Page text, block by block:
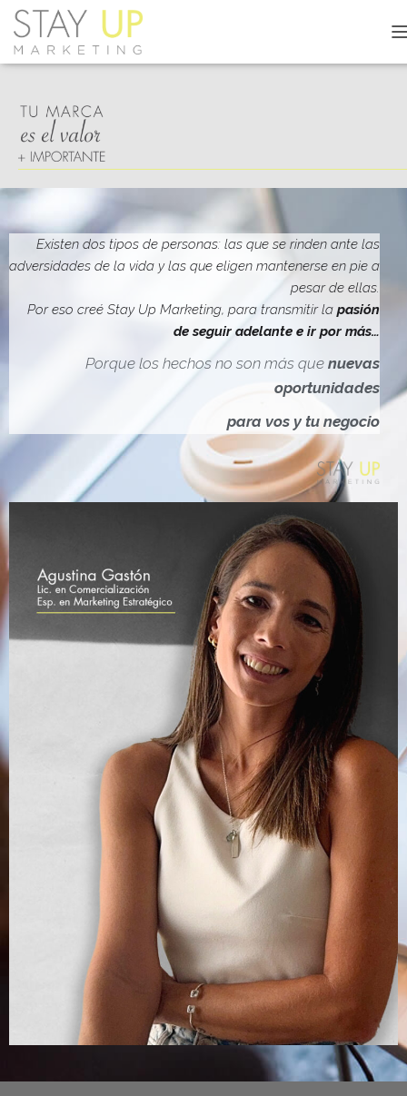
A
M
D
E
N
A
V
G
I
Ó
N
Existen dos tipos de personas: las que se rinden ante las
adversidades de la vida y las que eligen mantenerse en pie a
pesar de ellas.
Por eso creé Stay Up Marketing, para transmitir la pasión
de seguir adelante e ir por más…
Porque los hechos no son más que nuevas
oportunidades
para vos y tu negocio